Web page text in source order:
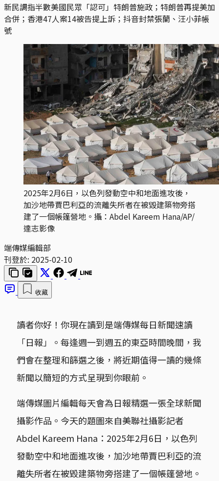
新民調指半數美國民眾「認可」特朗普施政；特朗普再提美加
合併；香港47人案14被告提上訴；抖音封禁張蘭、汪小菲帳
號
2025年2月6日，以色列發動空中和地面進攻後，
加沙地帶賈巴利亞的流離失所者在被毀建築物旁搭
建了一個帳篷營地。攝：Abdel Kareem Hana/AP/
達志影像
端傳媒編輯部
刊登於: 2025-02-10
收藏
讀者你好！你現在讀到是端傳媒每日新聞速讀
「日報」。每逢週一到週五的東亞時間晚間，我
們會在整理和篩選之後，將近期值得一讀的幾條
新聞以簡短的方式呈現到你眼前。
端傳媒圖片編輯每天會為日報精選一張全球新聞
攝影作品。今天的題圖來自美聯社攝影記者
Abdel Kareem Hana：2025年2月6日，以色列
發動空中和地面進攻後，加沙地帶賈巴利亞的流
離失所者在被毀建築物旁搭建了一個帳篷營地。